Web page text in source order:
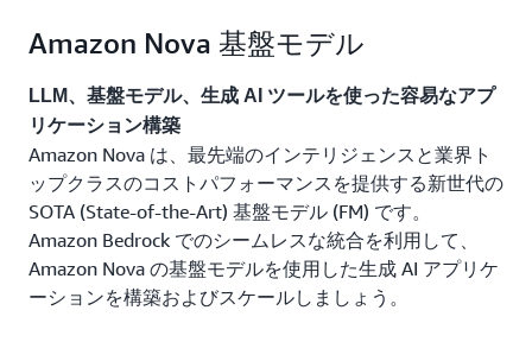
Amazon Nova 基盤モデル
LLM、基盤モデル、生成 AI ツールを使った容易なアプ
リケーション構築
Amazon Nova は、最先端のインテリジェンスと業界ト
ップクラスのコストパフォーマンスを提供する新世代の
SOTA (State-of-the-Art) 基盤モデル (FM) です。
Amazon Bedrock でのシームレスな統合を利用して、
Amazon Nova の基盤モデルを使用した生成 AI アプリケ
ーションを構築およびスケールしましょう。